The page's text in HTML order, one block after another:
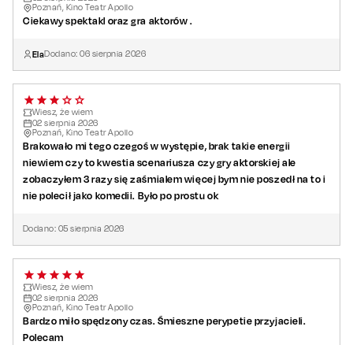
Reżyseria:Giovanny Castellanos
Kostiumy:Aneta Suskiewicz
Scenografia:Witek Stefaniak
Poznań, Kino Teatr Apollo
Ciekawy spektakl oraz gra aktorów .
ElaDodano:06 sierpnia 2026
Wiesz, że wiem
02 sierpnia 2026
Poznań, Kino Teatr Apollo
Brakowało mi tego czegoś w występie, brak takie energii
niewiem czy to kwestia scenariusza czy gry aktorskiej ale
zobaczyłem 3 razy się zaśmialem więcej bym nie poszedł na to i
nie polecił jako komedii. Było po prostu ok
Dodano: 05 sierpnia 2026
Wiesz, że wiem
02 sierpnia 2026
Poznań, Kino Teatr Apollo
Bardzo miło spędzony czas. Śmieszne perypetie przyjacieli.
Polecam